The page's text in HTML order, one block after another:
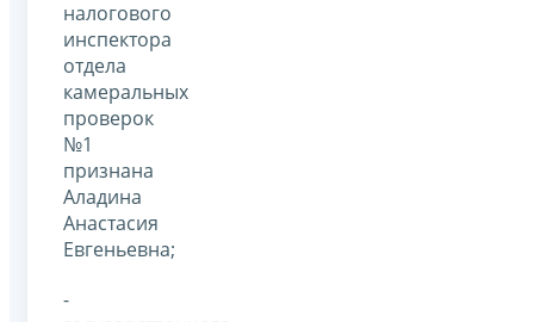
налогового
инспектора
отдела
камеральных
проверок
№1
признана
Аладина
Анастасия
Евгеньевна;
-